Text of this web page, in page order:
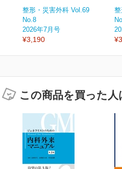
整形・災害外科 Vol.69
No.8
2026年7月号
¥3,190
この商品を買った